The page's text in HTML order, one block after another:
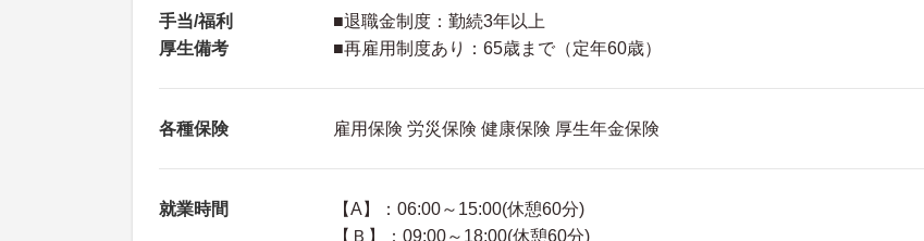
手当/福利
厚生備考
■退職金制度：勤続3年以上
■再雇用制度あり：65歳まで（定年60歳）
各種保険 雇用保険 労災保険 健康保険 厚生年金保険
就業時間
【A】：06:00～15:00(休憩60分)
【Ｂ】：09:00～18:00(休憩60分)